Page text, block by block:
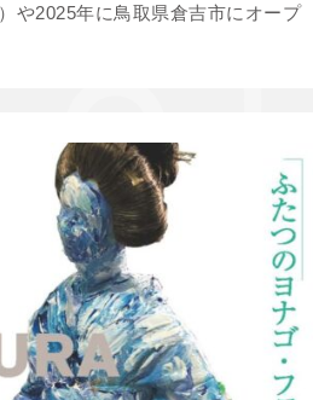
や2025年に鳥取県倉吉市にオープ